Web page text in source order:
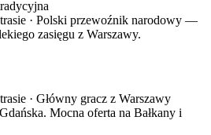
· Polski przewoźnik narodowy —
zasięgu z Warszawy.
· Główny gracz z Warszawy
Mocna oferta na Bałkany i